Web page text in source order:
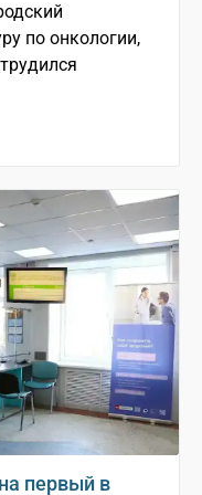
по онкологии,
первый в